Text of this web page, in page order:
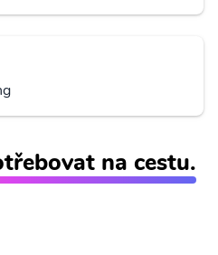
na cestu.